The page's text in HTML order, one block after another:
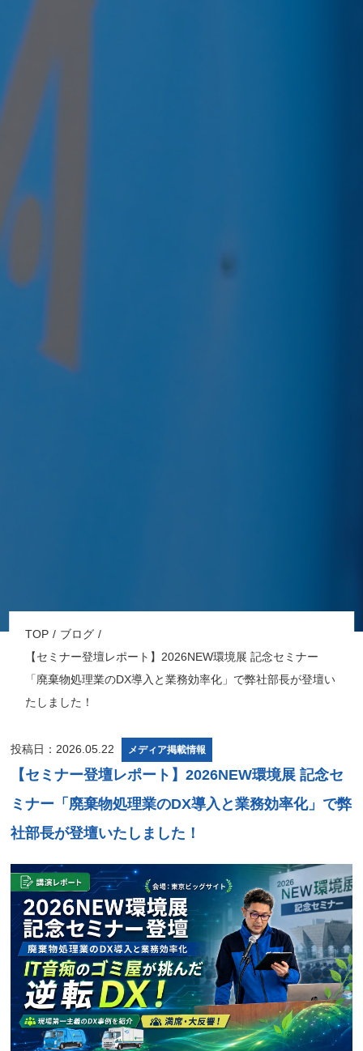
TOP
ブログ
【セミナー登壇レポート】2026NEW環境展 記念セミナー
「廃棄物処理業のDX導入と業務効率化」で弊社部長が登壇い
たしました！
投稿日：2026.05.22 メディア掲載情報
【セミナー登壇レポート】2026NEW環境展 記念セ
ミナー「廃棄物処理業のDX導入と業務効率化」で弊
社部長が登壇いたしました！